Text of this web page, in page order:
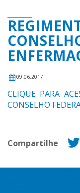
09.06.2017
CLIQUE PARA
CONSELHO
Compartilhe